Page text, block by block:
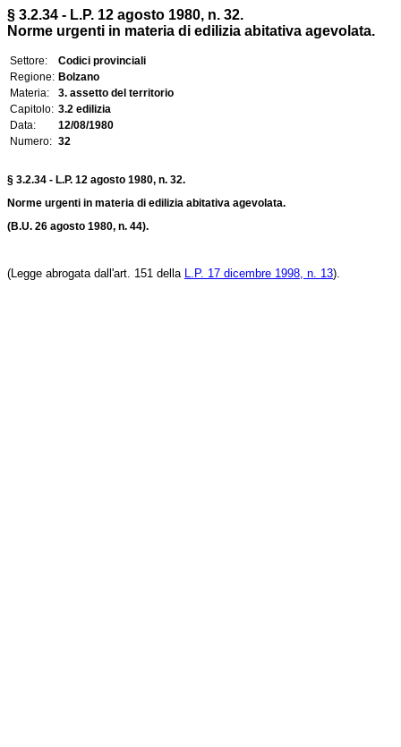
§ 3.2.34 - L.P. 12 agosto 1980, n. 32.
Norme urgenti in materia di edilizia abitativa agevolata.
Settore:
Codici provinciali
Regione: Bolzano
Materia:
3. assetto del territorio
Capitolo: 3.2 edilizia
Data:
12/08/1980
Numero: 32
§ 3.2.34 - L.P. 12 agosto 1980, n. 32.
Norme urgenti in materia di edilizia abitativa agevolata.
(B.U. 26 agosto 1980, n. 44).
(Legge abrogata dall'art. 151 della L.P. 17 dicembre 1998, n. 13).